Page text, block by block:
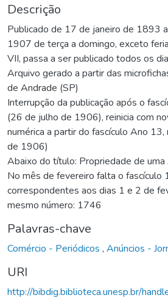
Descrição
Publicado de 17 de janeiro de 1893
1907 de terça a domingo, exceto
VII, passa a ser publicado todos os
Arquivo gerado a partir das
de Andrade (SP)
Interrupção da publicação após o
(26 de julho de 1906), reinicia com
numérica a partir do fascículo Ano
de 1906)
Abaixo do título: Propriedade de uma
No mês de fevereiro falta o fascículo
correspondentes aos dias 1 e 2 de
mesmo número: 1746
Palavras-chave
Comércio - Periódicos , Anúncios -
URI
http://bibdig.biblioteca.unesp.br/